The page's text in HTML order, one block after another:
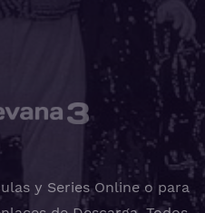
y Series Online o para